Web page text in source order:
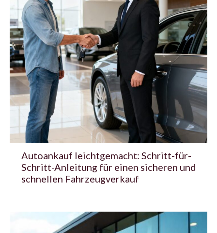
Autoankauf leichtgemacht: Schritt-für-
Schritt-Anleitung für einen sicheren und
schnellen Fahrzeugverkauf